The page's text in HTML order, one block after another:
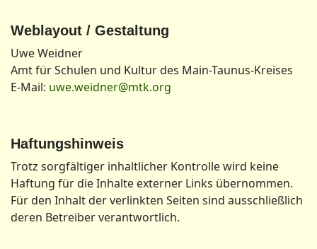
Weblayout / Gestaltung
Uwe Weidner
Amt für Schulen und Kultur des Main-Taunus-Kreises
E-Mail: uwe.weidner@mtk.org
Haftungshinweis
Trotz sorgfältiger inhaltlicher Kontrolle wird keine
Haftung für die Inhalte externer Links übernommen.
Für den Inhalt der verlinkten Seiten sind ausschließlich
deren Betreiber verantwortlich.